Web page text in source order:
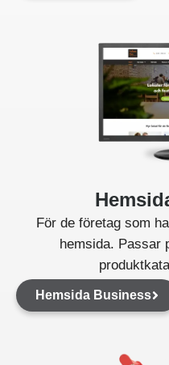
För de företag som
hemsida. Passar
Hemsida Business